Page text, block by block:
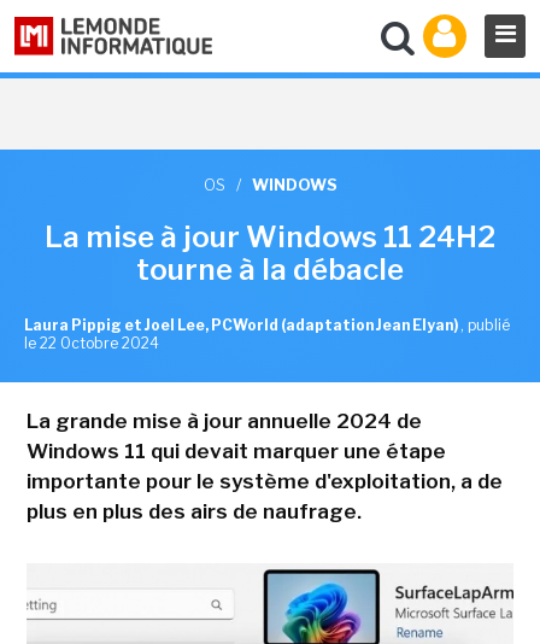
OS / WINDOWS
La mise à jour Windows 11 24H2
tourne à la débacle
Laura Pippig et Joel Lee, PCWorld (adaptation Jean Elyan) , publié
le 22 Octobre 2024
La grande mise à jour annuelle 2024 de
Windows 11 qui devait marquer une étape
importante pour le système d'exploitation, a de
plus en plus des airs de naufrage.